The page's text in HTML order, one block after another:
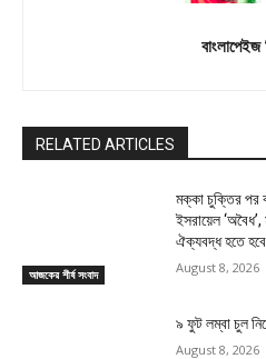
বাংলাপেইজ
RELATED ARTICLES
আজকের শীর্ষ সংবাদ
মক্কা চুক্তির পর
ইসরায়েল
ঐক্যবদ্ধ হতে হবে
August 8, 2026
৯ ফুট লম্বা চুল
August 8, 2026